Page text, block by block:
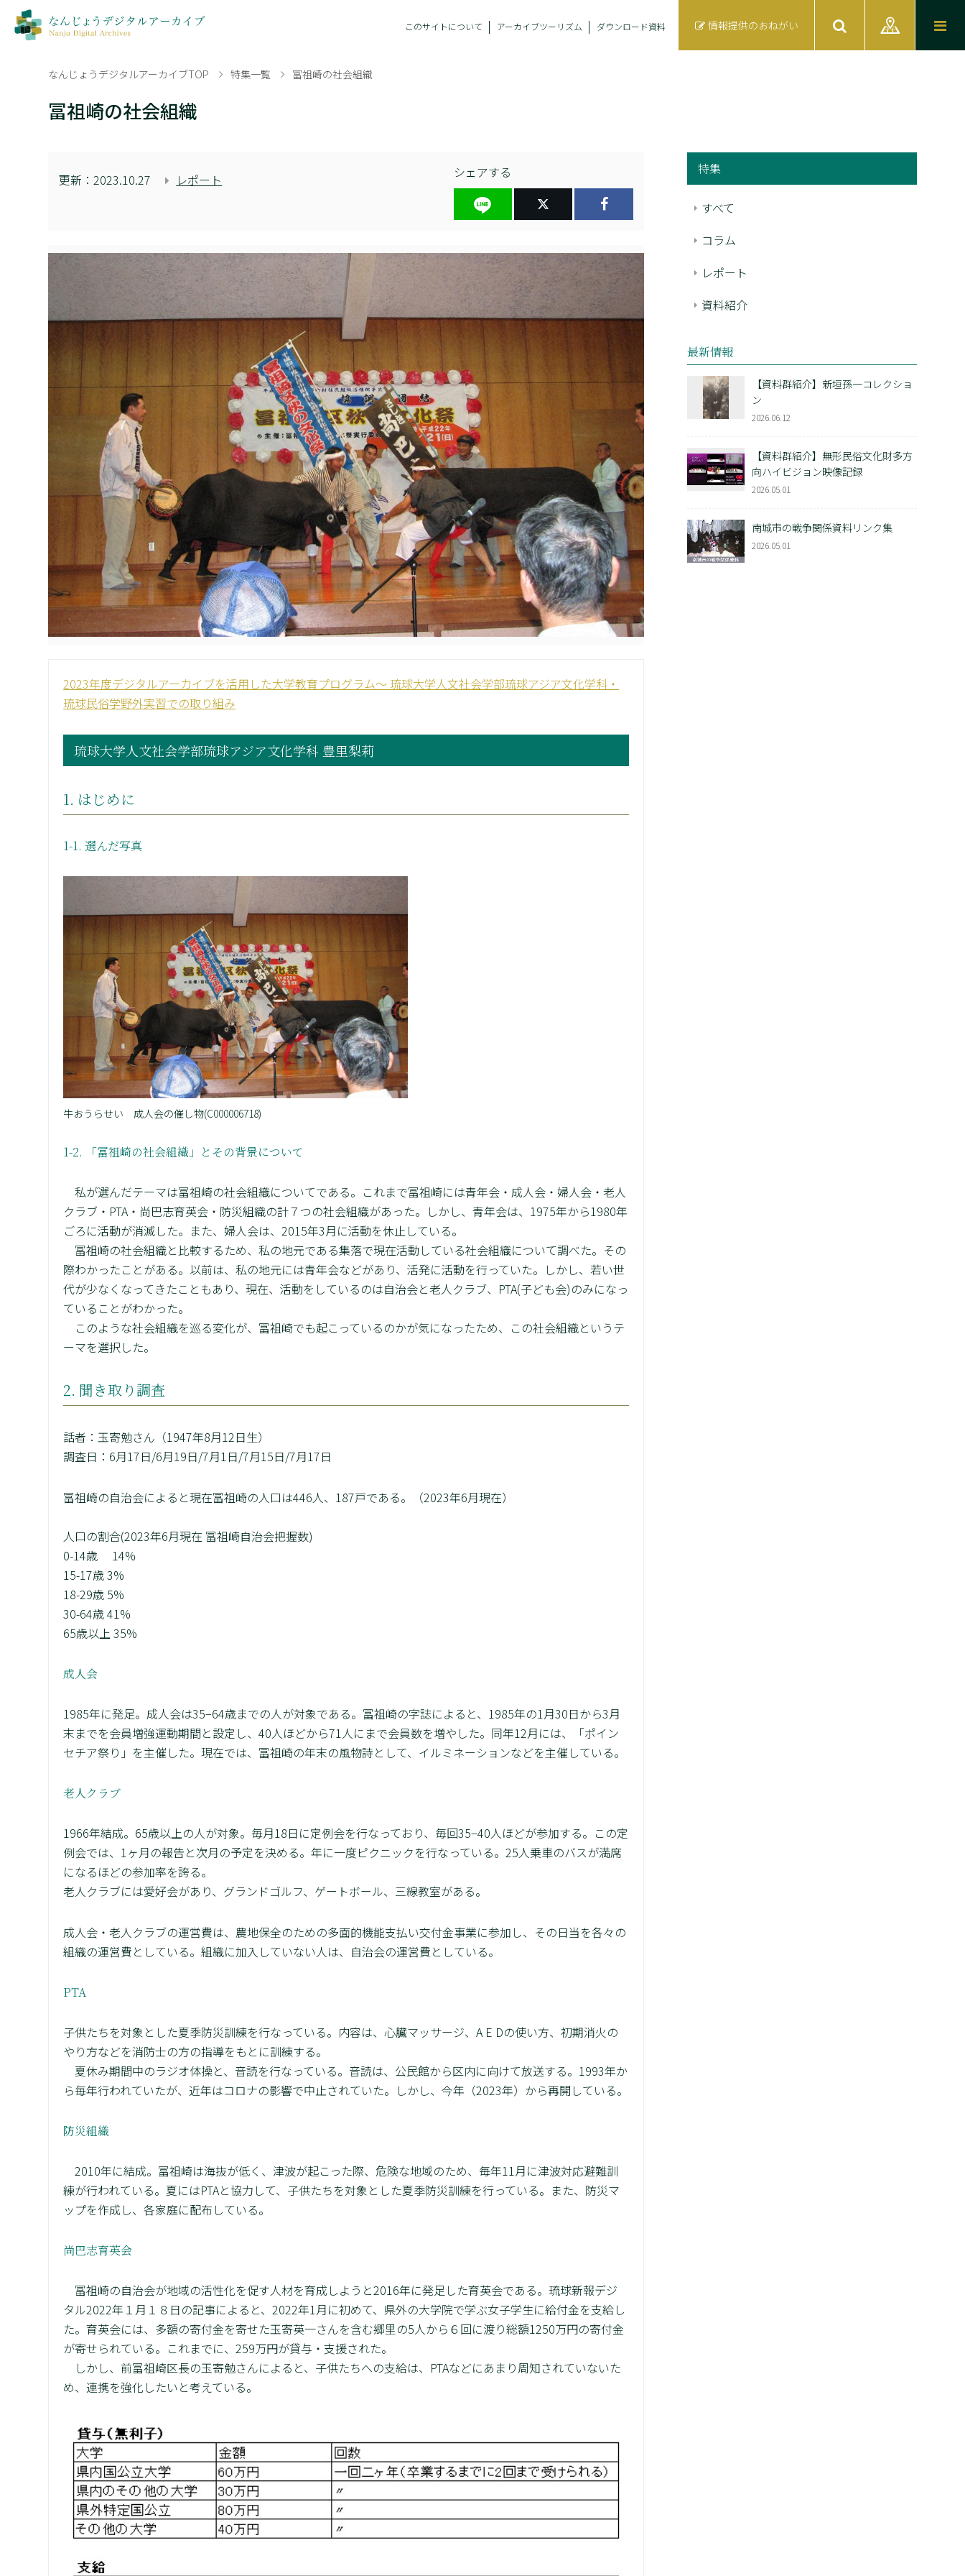
このサイトについて アーカイブツーリズム ダウンロード資料 情報提供のおねがい
なんじょうデジタルアーカイブTOP 特集一覧 冨祖崎の社会組織
冨祖崎の社会組織
更新：2023.10.27 レポート シェアする
2023年度デジタルアーカイブを活用した大学教育プログラム～ 琉球大学人文社会学部琉球アジア文化学科・
琉球民俗学野外実習での取り組み
琉球大学人文社会学部琉球アジア文化学科 豊里梨莉
1. はじめに
1-1. 選んだ写真
牛おうらせい 成人会の催し物(C000006718)
1-2. 「冨祖崎の社会組織」とその背景について
私が選んだテーマは冨祖崎の社会組織についてである。これまで冨祖崎には青年会・成人会・婦人会・老人
クラブ・PTA・尚巴志育英会・防災組織の計７つの社会組織があった。しかし、青年会は、1975年から1980年
ごろに活動が消滅した。また、婦人会は、2015年3月に活動を休止している。
冨祖崎の社会組織と比較するため、私の地元である集落で現在活動している社会組織について調べた。その
際わかったことがある。以前は、私の地元には青年会などがあり、活発に活動を行っていた。しかし、若い世
代が少なくなってきたこともあり、現在、活動をしているのは自治会と老人クラブ、PTA(子ども会)のみになっ
ていることがわかった。
このような社会組織を巡る変化が、冨祖崎でも起こっているのかが気になったため、この社会組織というテ
ーマを選択した。
2. 聞き取り調査
話者：玉寄勉さん（1947年8月12日生）
調査日：6月17日/6月19日/7月1日/7月15日/7月17日
冨祖崎の自治会によると現在冨祖崎の人口は446人、187戸である。（2023年6月現在）
人口の割合(2023年6月現在 冨祖崎自治会把握数)
0-14歳 14%
15-17歳 3%
18-29歳 5%
30-64歳 41%
65歳以上 35%
成人会
1985年に発足。成人会は35−64歳までの人が対象である。冨祖崎の字誌によると、1985年の1月30日から3月
末までを会員増強運動期間と設定し、40人ほどから71人にまで会員数を増やした。同年12月には、「ポイン
セチア祭り」を主催した。現在では、冨祖崎の年末の風物詩として、イルミネーションなどを主催している。
老人クラブ
1966年結成。65歳以上の人が対象。毎月18日に定例会を行なっており、毎回35−40人ほどが参加する。この定
例会では、1ヶ月の報告と次月の予定を決める。年に一度ピクニックを行なっている。25人乗車のバスが満席
になるほどの参加率を誇る。
老人クラブには愛好会があり、グランドゴルフ、ゲートボール、三線教室がある。
成人会・老人クラブの運営費は、農地保全のための多面的機能支払い交付金事業に参加し、その日当を各々の
組織の運営費としている。組織に加入していない人は、自治会の運営費としている。
PTA
子供たちを対象とした夏季防災訓練を行なっている。内容は、心臓マッサージ、A E Dの使い方、初期消火の
やり方などを消防士の方の指導をもとに訓練する。
夏休み期間中のラジオ体操と、音読を行なっている。音読は、公民館から区内に向けて放送する。1993年か
ら毎年行われていたが、近年はコロナの影響で中止されていた。しかし、今年（2023年）から再開している。
防災組織
2010年に結成。冨祖崎は海抜が低く、津波が起こった際、危険な地域のため、毎年11月に津波対応避難訓
練が行われている。夏にはPTAと協力して、子供たちを対象とした夏季防災訓練を行っている。また、防災マ
ップを作成し、各家庭に配布している。
尚巴志育英会
冨祖崎の自治会が地域の活性化を促す人材を育成しようと2016年に発足した育英会である。琉球新報デジ
タル2022年１月１８日の記事によると、2022年1月に初めて、県外の大学院で学ぶ女子学生に給付金を支給し
た。育英会には、多額の寄付金を寄せた玉寄英一さんを含む郷里の5人から６回に渡り総額1250万円の寄付金
が寄せられている。これまでに、259万円が貸与・支援された。
しかし、前冨祖崎区長の玉寄勉さんによると、子供たちへの支給は、PTAなどにあまり周知されていないた
め、連携を強化したいと考えている。
特集
すべて
コラム
レポート
資料紹介
最新情報
【資料群紹介】新垣孫一コレクショ
ン
2026.06.12
【資料群紹介】無形民俗文化財多方
向ハイビジョン映像記録
2026.05.01
南城市の戦争関係資料リンク集
2026.05.01